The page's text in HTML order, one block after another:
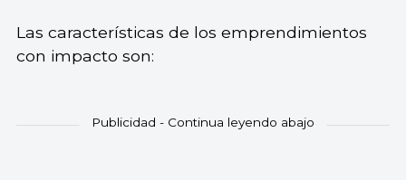
Las características de los emprendimientos
con impacto son: